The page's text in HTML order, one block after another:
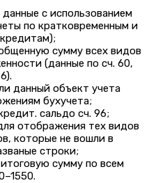
с использованием
по кратковременным и
сумму всех видов
(данные по сч. 60,
данный объект учета
бухучета;
сальдо сч. 96;
отображения тех видов
которые не вошли в
строки;
сумму по всем